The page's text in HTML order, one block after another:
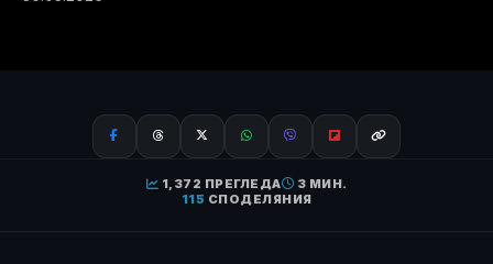
1,372 ПРЕГЛЕДА
3 МИН.
115 СПОДЕЛЯНИЯ